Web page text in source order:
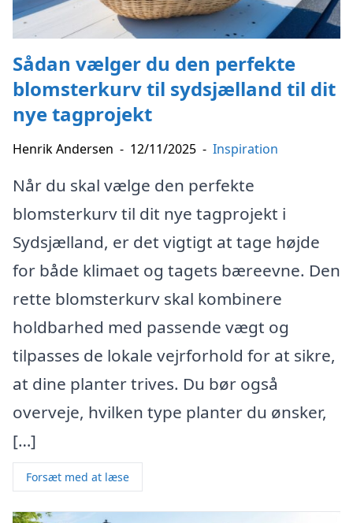
Sådan vælger du den perfekte
blomsterkurv til sydsjælland til dit
nye tagprojekt
Henrik Andersen - 12/11/2025 - Inspiration
Når du skal vælge den perfekte
blomsterkurv til dit nye tagprojekt i
Sydsjælland, er det vigtigt at tage højde
for både klimaet og tagets bæreevne. Den
rette blomsterkurv skal kombinere
holdbarhed med passende vægt og
tilpasses de lokale vejrforhold for at sikre,
at dine planter trives. Du bør også
overveje, hvilken type planter du ønsker,
[…]
Forsæt med at læse